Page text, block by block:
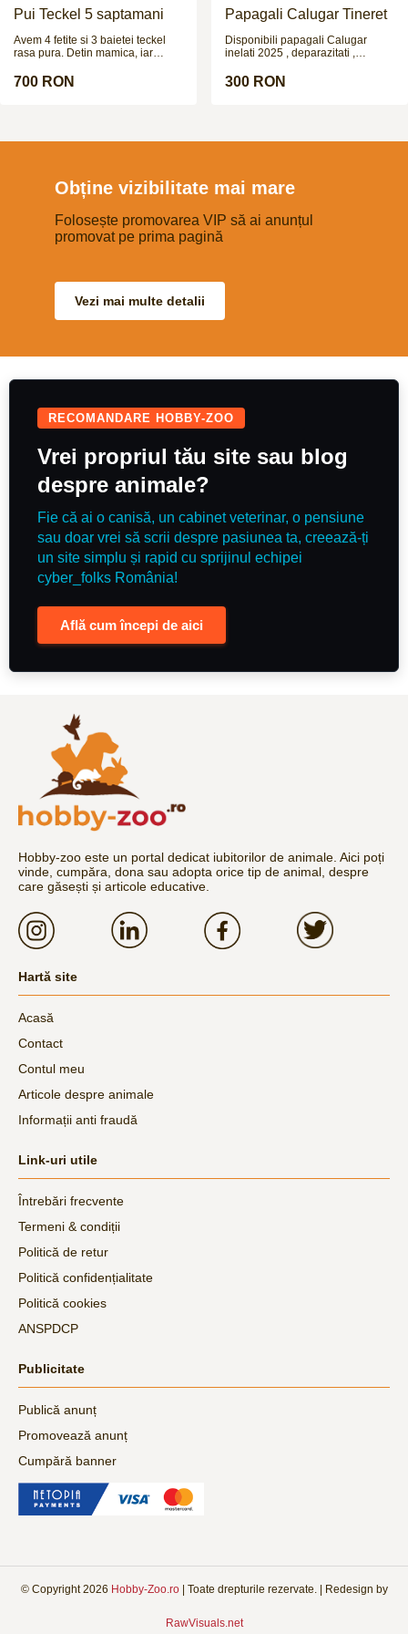
someone to enjoy.
Pui Teckel 5 saptamani
Avem 4 fetite si 3 baietei teckel
rasa pura. Detin mamica, iar
cerere. Cateii sunt deparazitati
700 RON
Papagali Calugar Tineret
Disponibili papagali Calugar
inelati 2025 , deparazitati ,
schimburi !!!
300 RON
Obține vizibilitate mai mare
Folosește promovarea VIP să ai anunțul
promovat pe prima pagină
Vezi mai multe detalii
RECOMANDARE HOBBY-ZOO
Vrei propriul tău site sau blog
despre animale?
Fie că ai o canisă, un cabinet veterinar, o pensiune
sau doar vrei să scrii despre pasiunea ta, creează-ți
un site simplu și rapid cu sprijinul echipei
cyber_folks România!
Află cum începi de aici
Hobby-zoo este un portal dedicat iubitorilor de animale. Aici poți
vinde, cumpăra, dona sau adopta orice tip de animal, despre
care găsești și articole educative.
Hartă site
Acasă
Contact
Contul meu
Articole despre animale
Informații anti fraudă
Link-uri utile
Întrebări frecvente
Termeni & condiții
Politică de retur
Politică confidențialitate
Politică cookies
ANSPDCP
Publicitate
Publică anunț
Promovează anunț
Cumpără banner
© Copyright2026 Hobby-Zoo.ro| Toate drepturile rezervate. | Redesign by
RawVisuals.net